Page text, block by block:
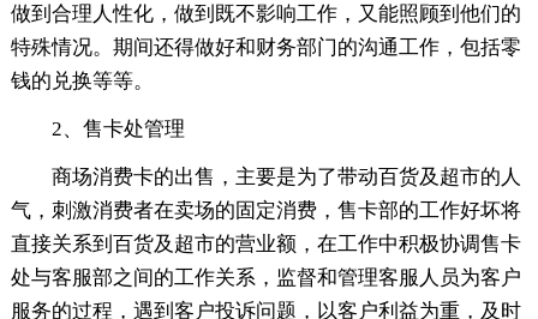
做到合理人性化，做到既不影响工作，又能照顾到他们的
特殊情况。期间还得做好和财务部门的沟通工作，包括零
钱的兑换等等。
2、售卡处管理
商场消费卡的出售，主要是为了带动百货及超市的人
气，刺激消费者在卖场的固定消费，售卡部的工作好坏将
直接关系到百货及超市的营业额，在工作中积极协调售卡
处与客服部之间的工作关系，监督和管理客服人员为客户
服务的过程，遇到客户投诉问题，以客户利益为重，及时